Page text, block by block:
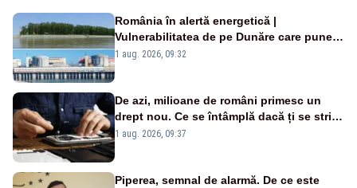
România în alertă energetică |
Vulnerabilitatea de pe Dunăre care pune
în pericol Centrala Cernavodă era
1 aug. 2026, 09:32
De azi, milioane de români primesc un
drept nou. Ce se întâmplă dacă ți se strică
un produs
1 aug. 2026, 09:37
Piperea, semnal de alarmă. De ce este